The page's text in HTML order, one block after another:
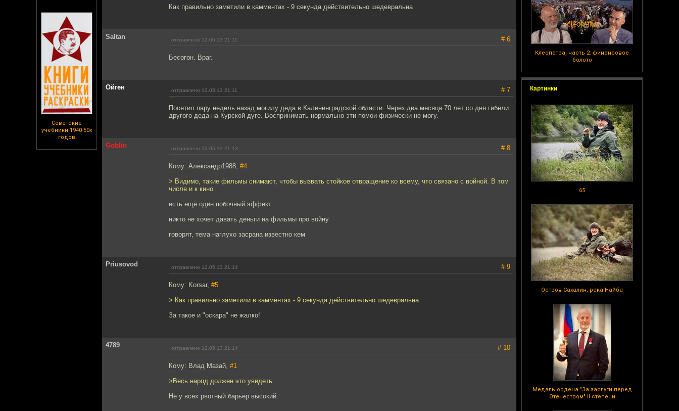
Советские
учебники 1940-50х
годов
Клеопатра, часть 2: финансовое
болото
Картинки
65
Остров Сахалин, река Найба
Медаль ордена "За заслуги перед
Отечеством" II степени
Как правильно заметили в камментах - 9 секунда действительно шедевральна
Saltan отправлено 12.05.13 21:11 # 6
Бесогон. Враг.
Ойген отправлено 12.05.13 21:11 # 7
Посетил пару недель назад могилу деда в Калининградской области. Через два месяца 70 лет со дня гибели
другого деда на Курской дуге. Воспринимать нормально эти помои физически не могу.
Goblin отправлено 12.05.13 21:13 # 8
Кому: Александр1988, #4
> Видимо, такие фильмы снимают, чтобы вызвать стойкое отвращение ко всему, что связано с войной. В том
числе и к кино.
есть ещё один побочный эффект
никто не хочет давать деньги на фильмы про войну
говорят, тема наглухо засрана известно кем
Priusovod отправлено 12.05.13 21:14 # 9
Кому: Korsar, #5
> Как правильно заметили в камментах - 9 секунда действительно шедевральна
За такое и "оскара" не жалко!
4789 отправлено 12.05.13 21:14 # 10
Кому: Влад Мазай, #1
>Весь народ должен это увидеть.
Не у всех рвотный барьер высокий.